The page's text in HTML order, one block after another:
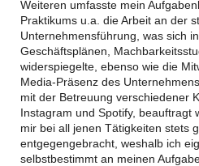
Weiteren umfasste mein
Praktikums u.a. die Arbeit an der
Unternehmensführung, was sich
Geschäftsplänen,
widerspiegelte, ebenso wie die
Media-Präsenz des
mit der Betreuung verschiedener
Instagram und Spotify, beauftragt
mir bei all jenen Tätigkeiten stets
entgegengebracht, weshalb ich
selbstbestimmt an meinen